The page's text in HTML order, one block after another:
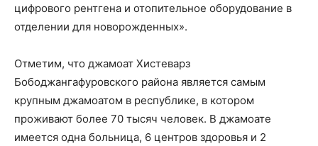
цифрового рентгена и отопительное оборудование в
отделении для новорожденных».
Отметим, что джамоат Хистеварз
Бободжангафуровского района является самым
крупным джамоатом в республике, в котором
проживают более 70 тысяч человек. В джамоате
имеется одна больница, 6 центров здоровья и 2